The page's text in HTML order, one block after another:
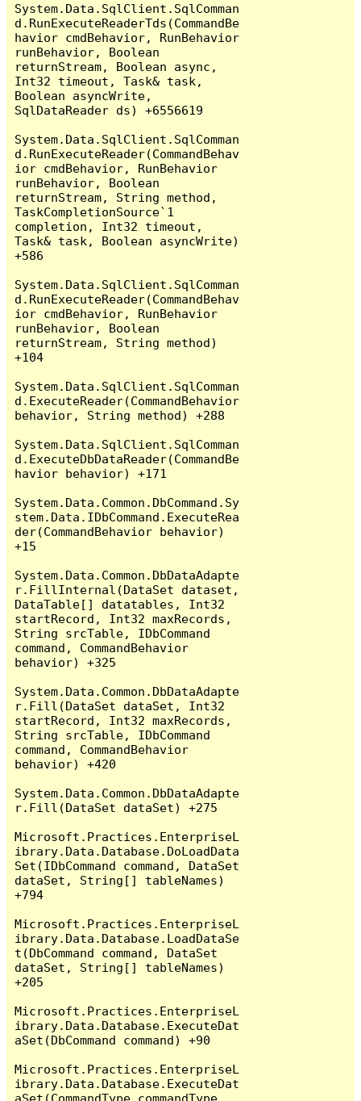
System.Data.SqlClient.SqlComman
d.RunExecuteReaderTds(CommandBe
havior cmdBehavior, RunBehavior
runBehavior, Boolean
returnStream, Boolean async,
Int32 timeout, Task& task,
Boolean asyncWrite,
SqlDataReader ds) +6556619
System.Data.SqlClient.SqlComman
d.RunExecuteReader(CommandBehav
ior cmdBehavior, RunBehavior
runBehavior, Boolean
returnStream, String method,
TaskCompletionSource`1
completion, Int32 timeout,
Task& task, Boolean asyncWrite)
+586
System.Data.SqlClient.SqlComman
d.RunExecuteReader(CommandBehav
ior cmdBehavior, RunBehavior
runBehavior, Boolean
returnStream, String method)
+104
System.Data.SqlClient.SqlComman
d.ExecuteReader(CommandBehavior
behavior, String method) +288
System.Data.SqlClient.SqlComman
d.ExecuteDbDataReader(CommandBe
havior behavior) +171
System.Data.Common.DbCommand.Sy
stem.Data.IDbCommand.ExecuteRea
der(CommandBehavior behavior)
+15
System.Data.Common.DbDataAdapte
r.FillInternal(DataSet dataset,
DataTable[] datatables, Int32
startRecord, Int32 maxRecords,
String srcTable, IDbCommand
command, CommandBehavior
behavior) +325
System.Data.Common.DbDataAdapte
r.Fill(DataSet dataSet, Int32
startRecord, Int32 maxRecords,
String srcTable, IDbCommand
command, CommandBehavior
behavior) +420
System.Data.Common.DbDataAdapte
r.Fill(DataSet dataSet) +275
Microsoft.Practices.EnterpriseL
ibrary.Data.Database.DoLoadData
Set(IDbCommand command, DataSet
dataSet, String[] tableNames)
+794
Microsoft.Practices.EnterpriseL
ibrary.Data.Database.LoadDataSe
t(DbCommand command, DataSet
dataSet, String[] tableNames)
+205
Microsoft.Practices.EnterpriseL
ibrary.Data.Database.ExecuteDat
aSet(DbCommand command) +90
Microsoft.Practices.EnterpriseL
ibrary.Data.Database.ExecuteDat
aSet(CommandType commandType,